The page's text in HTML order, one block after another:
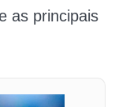
as principais